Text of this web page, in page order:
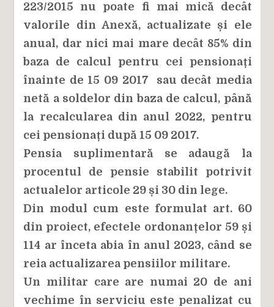
223/2015 nu poate fi mai mică decât
valorile din Anexă, actualizate și ele
anual, dar nici mai mare decât 85% din
baza de calcul pentru cei pensionați
înainte de 15 09 2017 sau decât media
netă a soldelor din baza de calcul, până
la recalcularea din anul 2022, pentru
cei pensionați după 15 09 2017.
Pensia suplimentară se adaugă la
procentul de pensie stabilit potrivit
actualelor articole 29 și 30 din lege.
Din modul cum este formulat art. 60
din proiect, efectele ordonanțelor 59 și
114 ar înceta abia în anul 2023, când se
reia actualizarea pensiilor militare.
Un militar care are numai 20 de ani
vechime în serviciu este penalizat cu